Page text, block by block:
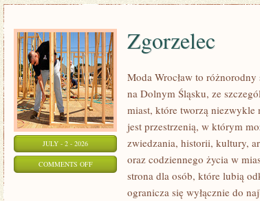
JULY - 2 - 2026
COMMENTS OFFON
ZGORZELEC
Zgorzelec
Moda Wrocław to
na Dolnym Śląsku, ze
miast, które tworzą niezwykle
jest przestrzenią, w którym
zwiedzania, historii, kultury,
oraz codziennego życia w
strona dla osób, które lubią
ogranicza się wyłącznie do